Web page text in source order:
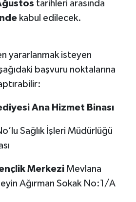
tarihleri arasında
kabul edilecek.
yararlanmak isteyen
başvuru noktalarına
Ana Hizmet Binası
Sağlık İşleri Müdürlüğü
MerkeziMevlana
Ağırman Sokak No:1/A